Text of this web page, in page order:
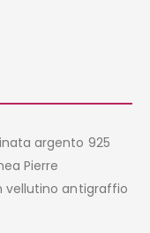
argento 925
Pierre
vellutino antigraffio